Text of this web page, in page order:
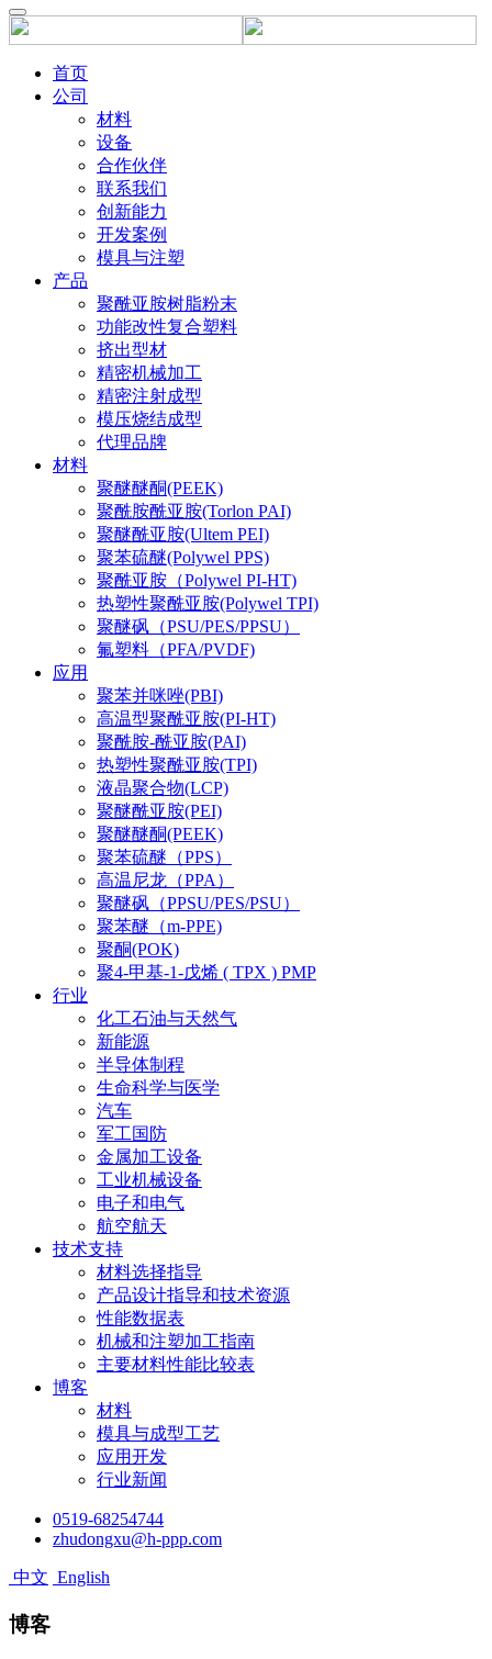
首页
公司
材料
设备
合作伙伴
联系我们
创新能力
开发案例
模具与注塑
产品
聚酰亚胺树脂粉末
功能改性复合塑料
挤出型材
精密机械加工
精密注射成型
模压烧结成型
代理品牌
材料
聚醚醚酮(PEEK)
聚酰胺酰亚胺(Torlon PAI)
聚醚酰亚胺(Ultem PEI)
聚苯硫醚(Polywel PPS)
聚酰亚胺（Polywel PI-HT)
热塑性聚酰亚胺(Polywel TPI)
聚醚砜（PSU/PES/PPSU）
氟塑料（PFA/PVDF)
应用
聚苯并咪唑(PBI)
高温型聚酰亚胺(PI-HT)
聚酰胺-酰亚胺(PAI)
热塑性聚酰亚胺(TPI)
液晶聚合物(LCP)
聚醚酰亚胺(PEI)
聚醚醚酮(PEEK)
聚苯硫醚（PPS）
高温尼龙（PPA）
聚醚砜（PPSU/PES/PSU）
聚苯醚（m-PPE)
聚酮(POK)
聚4-甲基-1-戊烯 ( TPX ) PMP
行业
化工石油与天然气
新能源
半导体制程
生命科学与医学
汽车
军工国防
金属加工设备
工业机械设备
电子和电气
航空航天
技术支持
材料选择指导
产品设计指导和技术资源
性能数据表
机械和注塑加工指南
主要材料性能比较表
博客
材料
模具与成型工艺
应用开发
行业新闻
0519-68254744
zhudongxu@h-ppp.com
中文 English
博客